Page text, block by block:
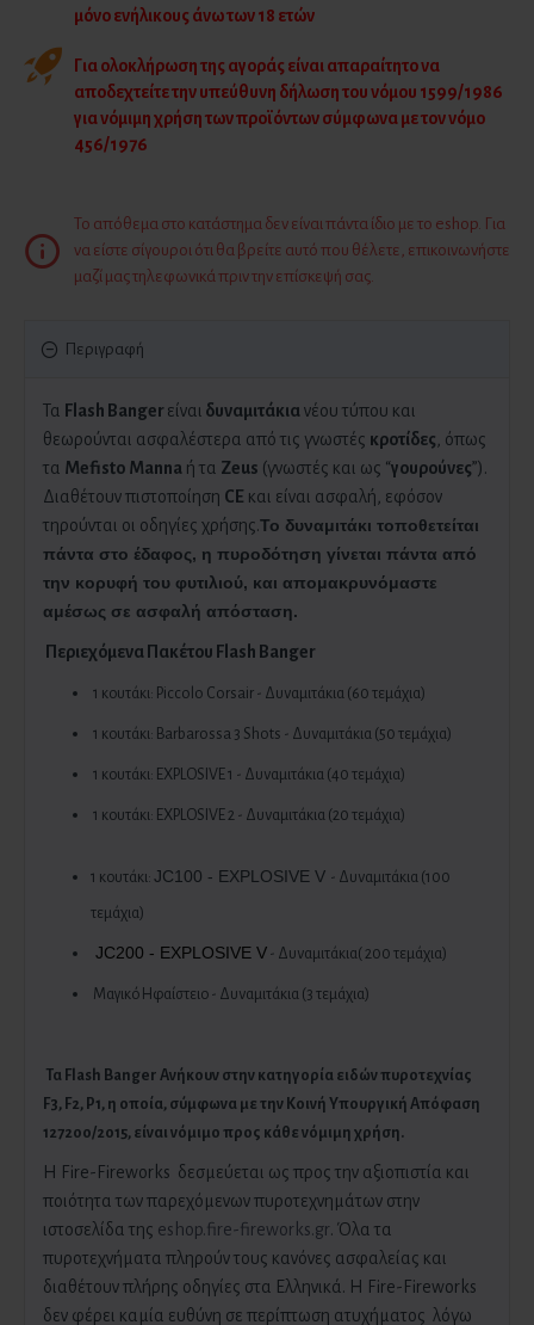
μόνο ενήλικους άνω των 18 ετών
Για ολοκλήρωση της αγοράς είναι απαραίτητο να
αποδεχτείτε την υπεύθυνη δήλωση του νόμου 1599/1986
για νόμιμη χρήση των προϊόντων σύμφωνα με τον νόμο
456/1976
Το απόθεμα στο κατάστημα δεν είναι πάντα ίδιο με το eshop. Για
να είστε σίγουροι ότι θα βρείτε αυτό που θέλετε, επικοινωνήστε
μαζί μας τηλεφωνικά πριν την επίσκεψή σας.
Περιγραφή
Τα Flash Bangerείναι δυναμιτάκια νέου τύπου και
θεωρούνται ασφαλέστερα από τις γνωστές κροτίδες , όπως
τα Mefisto Manna ή τα Zeus (γνωστές και ως “γουρούνες”).
Διαθέτουν πιστοποίηση CE και είναι ασφαλή, εφόσον
τηρούνται οι οδηγίες χρήσης.Το δυναμιτάκι τοποθετείται
πάντα στο έδαφος, η πυροδότηση γίνεται πάντα από
την κορυφή του φυτιλιού, και απομακρυνόμαστε
αμέσως σε ασφαλή απόσταση.
Περιεχόμενα Πακέτου Flash Banger
1 κουτάκι: Piccolo Corsair - Δυναμιτάκια (60 τεμάχια)
1 κουτάκι: Barbarossa 3 Shots - Δυναμιτάκια (50 τεμάχια)
1 κουτάκι: EXPLOSIVE 1 - Δυναμιτάκια (40 τεμάχια)
1 κουτάκι: EXPLOSIVE 2 - Δυναμιτάκια (20 τεμάχια)
1 κουτάκι: JC100 - EXPLOSIVE V - Δυναμιτάκια (100
τεμάχια)
JC200 - EXPLOSIVE V - Δυναμιτάκια( 200 τεμάχια)
Μαγικό Ηφαίστειο - Δυναμιτάκια (3 τεμάχια)
Τα Flash Banger Ανήκουν στην κατηγορία ειδών πυροτεχνίας
F3, F2, P1, η οποία, σύμφωνα με την Κοινή Υπουργική Απόφαση
127200/2015, είναι νόμιμο προς κάθε νόμιμη χρήση.
H Fire-Fireworks δεσμεύεται ως προς την αξιοπιστία και
ποιότητα των παρεχόμενων πυροτεχνημάτων στην
ιστοσελίδα της eshop.fire-fireworks.gr. Όλα τα
πυροτεχνήματα πληρούν τους κανόνες ασφαλείας και
διαθέτουν πλήρης οδηγίες στα Ελληνικά. Η Fire-Fireworks
δεν φέρει καμία ευθύνη σε περίπτωση ατυχήματος λόγω